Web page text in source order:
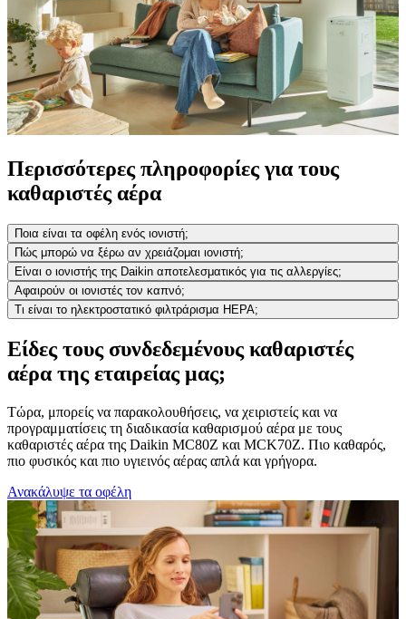
Περισσότερες πληροφορίες για τους
καθαριστές αέρα
Ποια είναι τα οφέλη ενός ιονιστή;
Πώς μπορώ να ξέρω αν χρειάζομαι ιονιστή;
Είναι ο ιονιστής της Daikin αποτελεσματικός για τις αλλεργίες;
Αφαιρούν οι ιονιστές τον καπνό;
Τι είναι το ηλεκτροστατικό φιλτράρισμα HEPA;
Είδες τους συνδεδεμένους καθαριστές
αέρα της εταιρείας μας;
Τώρα, μπορείς να παρακολουθήσεις, να χειριστείς και να
προγραμματίσεις τη διαδικασία καθαρισμού αέρα με τους
καθαριστές αέρα της Daikin MC80Z και MCK70Z. Πιο καθαρός,
πιο φυσικός και πιο υγιεινός αέρας απλά και γρήγορα.
Ανακάλυψε τα οφέλη